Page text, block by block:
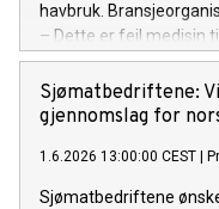
havbruk.
– Dette er feil medisin
fryse
sier administrerende
Sjømatbedriftene:
gjennomslag for
1.6.2026 13:00:00 CEST
Sjømatbedriftene